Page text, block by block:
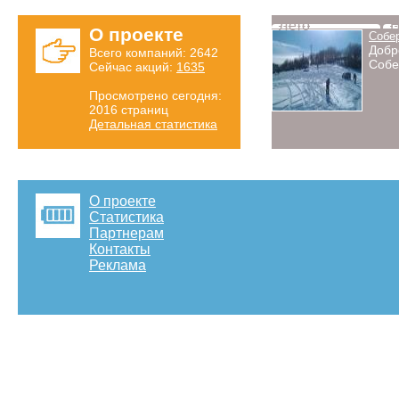
О проекте
Всего компаний: 2642
Сейчас акций: 1635
Просмотрено сегодня:
2016 страниц
Детальная статистика
Лето
О проекте
Статистика
Партнерам
Контакты
Реклама